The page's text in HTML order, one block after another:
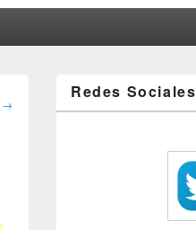
→
Redes Sociales